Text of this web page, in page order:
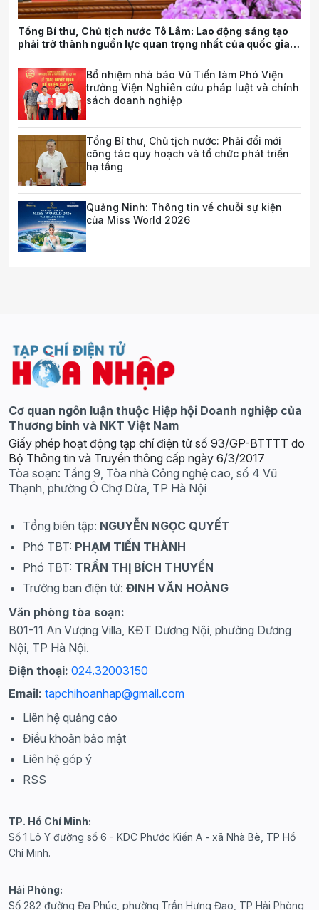
Tổng Bí thư, Chủ tịch nước Tô Lâm: Lao động sáng tạo
phải trở thành nguồn lực quan trọng nhất của quốc gia
Bổ nhiệm nhà báo Vũ Tiến làm Phó Viện
trưởng Viện Nghiên cứu pháp luật và chính
sách doanh nghiệp
Tổng Bí thư, Chủ tịch nước: Phải đổi mới
công tác quy hoạch và tổ chức phát triển
hạ tầng
Quảng Ninh: Thông tin về chuỗi sự kiện
của Miss World 2026
Cơ quan ngôn luận thuộc Hiệp hội Doanh nghiệp của
Thương binh và NKT Việt Nam
Giấy phép hoạt động tạp chí điện tử số 93/GP-BTTTT do
Bộ Thông tin và Truyền thông cấp ngày 6/3/2017
Tòa soạn: Tầng 9, Tòa nhà Công nghệ cao, số 4 Vũ
Thạnh, phường Ô Chợ Dừa, TP Hà Nội
Tổng biên tập: NGUYỄN NGỌC QUYẾT
Phó TBT: PHẠM TIẾN THÀNH
Phó TBT: TRẦN THỊ BÍCH THUYẾN
Trưởng ban điện tử: ĐINH VĂN HOÀNG
Văn phòng tòa soạn:
B01-11 An Vượng Villa, KĐT Dương Nội, phường Dương
Nội, TP Hà Nội.
Điện thoại: 024.32003150
Email: tapchihoanhap@gmail.com
Liên hệ quảng cáo
Điều khoản bảo mật
Liên hệ góp ý
RSS
TP. Hồ Chí Minh:
Số 1 Lô Y đường số 6 - KDC Phước Kiển A - xã Nhà Bè, TP Hồ
Chí Minh.
Hải Phòng:
Số 282 đường Đa Phúc, phường Trần Hưng Đạo, TP Hải Phòng